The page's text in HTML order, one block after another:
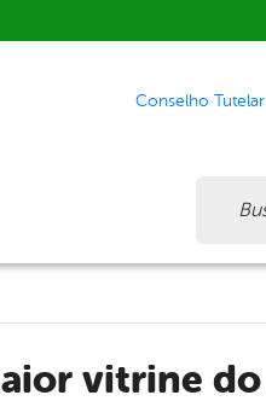
Conselho Tutelar